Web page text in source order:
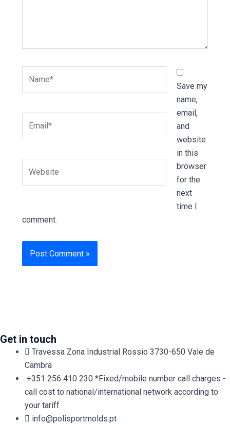
Save my
name,
email,
and
website
in this
browser
for the
next
time I
comment.
Get in touch
Travessa Zona Industrial Rossio 3730-650 Vale de
Cambra​
+351 256 410 230 *Fixed/mobile number call charges -
call cost to national/international network according to
your tariff
info@polisportmolds.pt